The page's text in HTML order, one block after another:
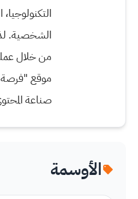
التكنولوجيا،
الشخصية.
من خلال
موقع
صناعة
الأوسمة